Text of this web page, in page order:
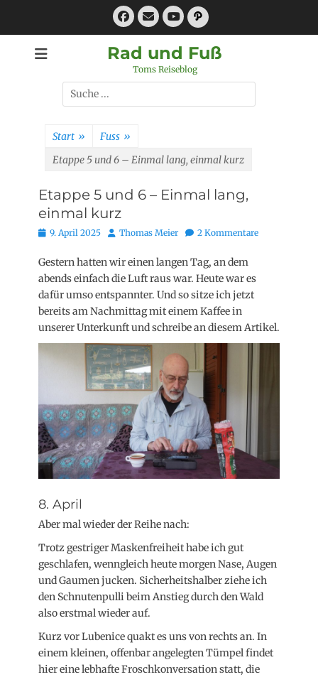
Facebook
E-
MailYouTube
Pfad
Rad und Fuß
Toms Reiseblog
Suchen
nach:
Start » Fuss »
Etappe 5 und 6 – Einmal lang, einmal kurz
Etappe 5 und 6 – Einmal lang,
einmal kurz
Posted
9. April 2025 AutorThomas Meier 2 Kommentare
Gestern hatten wir einen langen Tag, an dem
abends einfach die Luft raus war. Heute war es
dafür umso entspannter. Und so sitze ich jetzt
bereits am Nachmittag mit einem Kaffee in
unserer Unterkunft und schreibe an diesem Artikel.
8. April
Aber mal wieder der Reihe nach:
Trotz gestriger Maskenfreiheit habe ich gut
geschlafen, wenngleich heute morgen Nase, Augen
und Gaumen jucken. Sicherheitshalber ziehe ich
den Schnutenpulli beim Anstieg durch den Wald
also erstmal wieder auf.
Kurz vor Lubenice quakt es uns von rechts an. In
einem kleinen, offenbar angelegten Tümpel findet
hier eine lebhafte Froschkonversation statt, die